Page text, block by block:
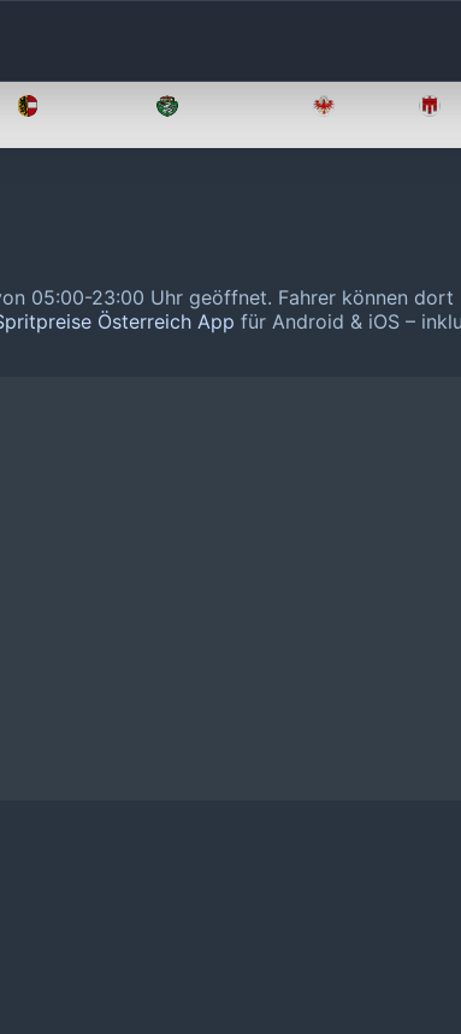
05:00-23:00 Uhr geöffnet. Fahrer können dort
Österreich App für Android & iOS –